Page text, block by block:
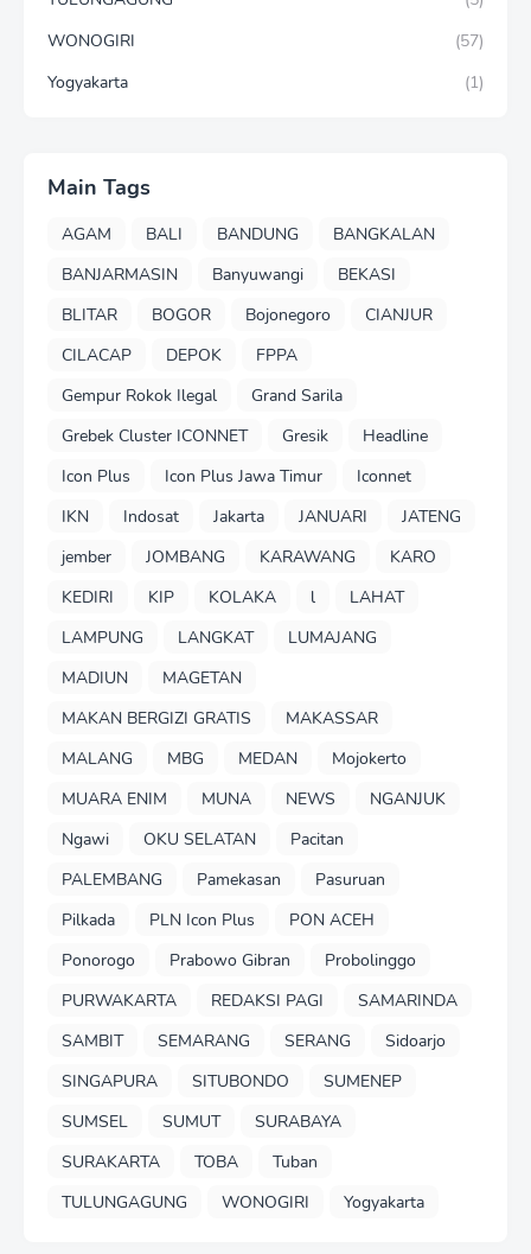
WONOGIRI
(57)
Yogyakarta
(1)
Main Tags
AGAM BALI BANDUNG
BANGKALAN
BANJARMASIN
Banyuwangi
BEKASI
BLITAR
BOGOR Bojonegoro
CIANJUR
CILACAP
DEPOK
FPPA
Gempur Rokok Ilegal
Grand Sarila
Grebek Cluster ICONNET
Gresik
Headline
Icon Plus
Icon Plus Jawa Timur
Iconnet
IKN
Indosat Jakarta JANUARI
JATENG
jember
JOMBANG KARAWANG
KARO
KEDIRI
KIP KOLAKA l
LAHAT
LAMPUNG
LANGKAT
LUMAJANG
MADIUN
MAGETAN
MAKAN BERGIZI GRATIS
MAKASSAR
MALANG
MBG MEDAN
Mojokerto
MUARA ENIM
MUNA NEWS
NGANJUK
Ngawi
OKU SELATAN
Pacitan
PALEMBANG
Pamekasan
Pasuruan
Pilkada
PLN Icon Plus
PON ACEH
Ponorogo
Prabowo Gibran
Probolinggo
PURWAKARTA
REDAKSI PAGI
SAMARINDA
SAMBIT
SEMARANG SERANG
Sidoarjo
SINGAPURA
SITUBONDO
SUMENEP
SUMSEL
SUMUT
SURABAYA
SURAKARTA
TOBA
Tuban
TULUNGAGUNG
WONOGIRI Yogyakarta